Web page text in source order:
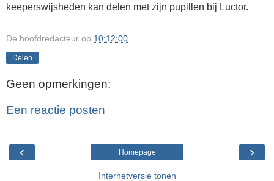
keeperswijsheden kan delen met zijn pupillen bij Luctor.
De hoofdredacteur op 10:12:00
Delen
Geen opmerkingen:
Een reactie posten
‹ ›
Homepage
Internetversie tonen